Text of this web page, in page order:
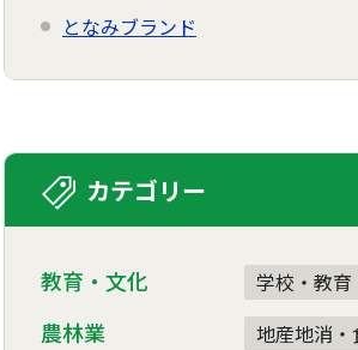
となみブランド
カテゴリー
教育・文化 学校・教育
農林業 地産地消・